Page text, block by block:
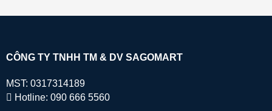
CÔNG TY TNHH TM & DV SAGOMART
MST: 0317314189
Hotline: 090 666 5560